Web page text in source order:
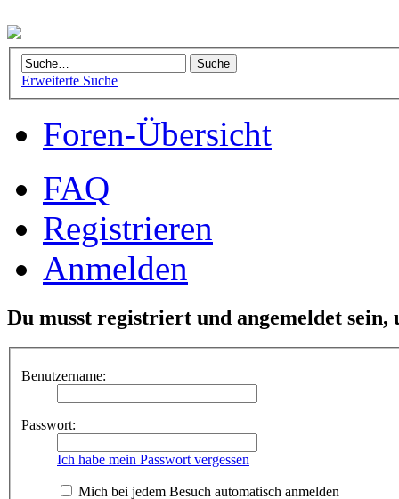
Erweiterte Suche
Foren-Übersicht
FAQ
Registrieren
Anmelden
Du musst registriert und angemeldet
Benutzername:
Passwort:
Ich habe mein Passwort vergessen
Mich bei jedem Besuch automatisch anmelden